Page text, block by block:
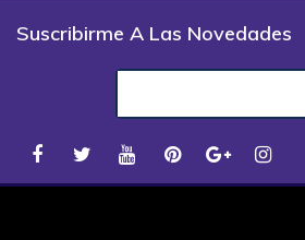
Suscribirme A Las Novedades